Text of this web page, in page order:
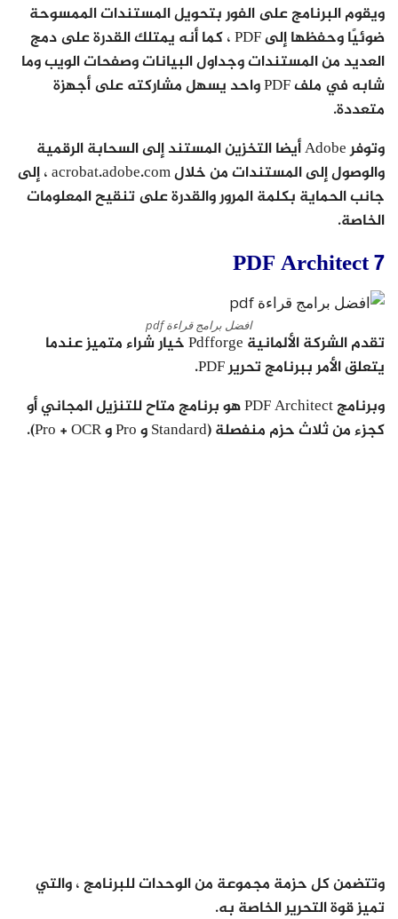
ويقوم البرنامج على الفور بتحويل المستندات الممسوحة
ضوئيًا وحفظها إلى PDF ، كما أنه يمتلك القدرة على دمج
العديد من المستندات وجداول البيانات وصفحات الويب وما
شابه في ملف PDF واحد يسهل مشاركته على أجهزة
متعددة.
وتوفر Adobe أيضا التخزين المستند إلى السحابة الرقمية
والوصول إلى المستندات من خلال acrobat.adobe.com ، إلى
جانب الحماية بكلمة المرور والقدرة على تنقيح المعلومات
الخاصة.
PDF Architect 7
افضل برامج قراءة pdf
تقدم الشركة الألمانية Pdfforge خيار شراء متميز عندما
يتعلق الأمر ببرنامج تحرير PDF.
وبرنامج PDF Architect هو برنامج متاح للتنزيل المجاني أو
كجزء من ثلاث حزم منفصلة (Standard و Pro و Pro + OCR).
وتتضمن كل حزمة مجموعة من الوحدات للبرنامج ، والتي
تميز قوة التحرير الخاصة به.